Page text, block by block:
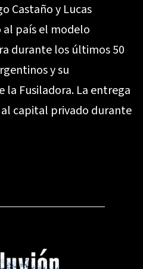
Castaño y Lucas
país el modelo
durante los últimos 50
y su
Fusiladora. La entrega
capital privado durante